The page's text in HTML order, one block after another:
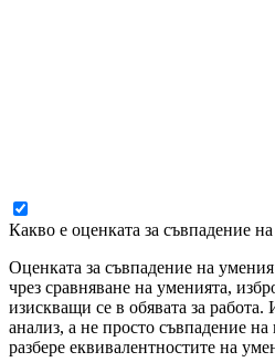
Какво е оценката за съвпадение
Оценката за съвпадение на
чрез сравняване на уменията,
изискващи се в обявата за работа.
анализ, а не просто съвпадение
разбере еквивалентностите на